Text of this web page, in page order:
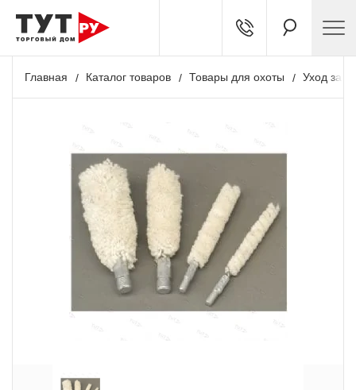
Главная Каталог товаров Товары для охоты Уход за